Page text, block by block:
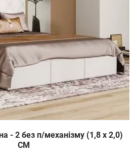
- 2 без п/механізму (1,8 х 2,0)
СМ